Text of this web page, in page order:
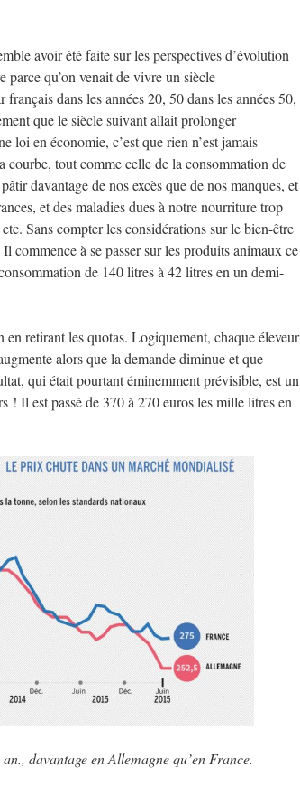
avoir été faite sur les perspectives d’évolution
qu’on venait de vivre un siècle
dans les années 20, 50 dans les années 50,
que le siècle suivant allait prolonger
loi en économie, c’est que rien n’est jamais
tout comme celle de la consommation de
davantage de nos excès que de nos manques, et
et des maladies dues à notre nourriture trop
Sans compter les considérations sur le bien-être
à se passer sur les produits animaux ce
de 140 litres à 42 litres en un demi-
retirant les quotas. Logiquement, chaque éleveur
alors que la demande diminue et que
qui était pourtant éminemment prévisible, est un
! Il est passé de 370 à 270 euros les mille litres en
davantage en Allemagne qu’en France.